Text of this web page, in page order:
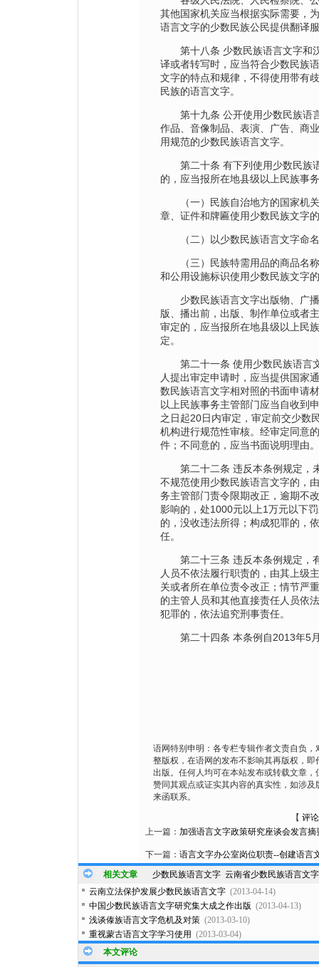
其他国家机关应当根据实际需要，
语言文字的少数民族公民提供翻译
第十八条 少数民族语言文字和
译或者转写时，应当符合少数民族
文字的特点和规律，不得使用带有
民族的语言文字。
第十九条 公开使用少数民族语
作品、音像制品、表演、广告、商
用规范的少数民族语言文字。
第二十条 有下列使用少数民族
的，应当报所在地县级以上民族事
（一）民族自治地方的国家机关
章、证件和牌匾使用少数民族文字
（二）以少数民族语言文字命名
（三）民族特需用品的商品名称
和公用设施标识使用少数民族文字
少数民族语言文字出版物、广播
版、播出前，出版、制作单位或者
审定的，应当报所在地县级以上民
定。
第二十一条 使用少数民族语言
人提出审定申请时，应当提供国家
数民族语言文字相对照的书面申请
以上民族事务主管部门应当自收到
之日起20日内审定，审定前交少数
机构进行规范性审核。经审定同意
件；不同意的，应当书面说明理由。
第二十二条 违反本条例规定，
不规范使用少数民族语言文字的，
务主管部门责令限期改正，逾期不
影响的，处1000元以上1万元以下
的，没收违法所得；构成犯罪的，
任。
第二十三条 违反本条例规定，
人员不依法履行职责的，由其上级
关或者所在单位责令改正；情节严
的主管人员和其他直接责任人员依
犯罪的，依法追究刑事责任。
第二十四条 本条例自2013年5
语网特别申明：各专栏专辑作者文责自负，
整版权，在语网的发布不影响其再版权，即
出版。任何人均可在本站发布或转载文章，
赞同其观点或证实其内容的真实性，如涉及
来函联系。
【 评论
上一篇： 加强语言文字政策研究座谈会发言摘
下一篇： 语言文字办公室岗位职责--创建语言
相关文章
少数民族语言文字 云南省少数民族语言文
云南立法保护发展少数民族语言文字 (2013-04-14)
中国少数民族语言文字研究集大成之作出版 (2013-04-13)
浅谈傣族语言文字危机及对策 (2013-03-10)
重视蒙古语言文字学习使用 (2013-03-04)
本文评论